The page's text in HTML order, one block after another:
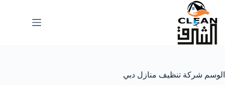
التجاوز
المحتوى
الوسم شركة تنظيف منازل دبي